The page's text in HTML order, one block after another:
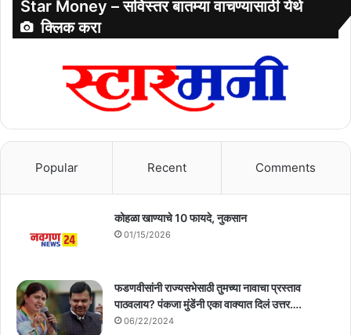
Star Money – सविस्तर बातम्या वाचण्यासाठी येथे
क्लिक करा
Popular Recent Comments
कोहळा खाण्याचे 10 फायदे, नुकसान
01/15/2026
फडणवीसांनी राज्यसभेसाठी तुमच्या नावाचा प्रस्ताव
पाठवलाय? पंकजा मुंडेंनी एका वाक्यात दिलं उत्तर….
06/22/2024